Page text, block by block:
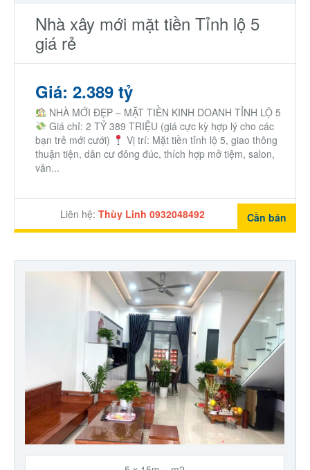
Nhà xây mới mặt tiền Tỉnh lộ 5
giá rẻ
Giá: 2.389 tỷ
NHÀ MỚI ĐẸP – MẶT TIỀN KINH DOANH TỈNH LỘ 5
Giá chỉ: 2 TỶ 389 TRIỆU (giá cực kỳ hợp lý cho các
bạn trẻ mới cưới)
Vị trí: Mặt tiền tỉnh lộ 5, giao thông
thuận tiện, dân cư đông đúc, thích hợp mở tiệm, salon,
văn...
Liên hệ: Thùy Linh 0932048492 Cần bán